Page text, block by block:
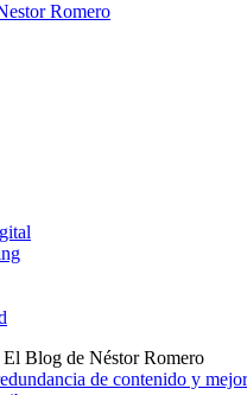
Romero
Blog de Néstor Romero
de contenido y